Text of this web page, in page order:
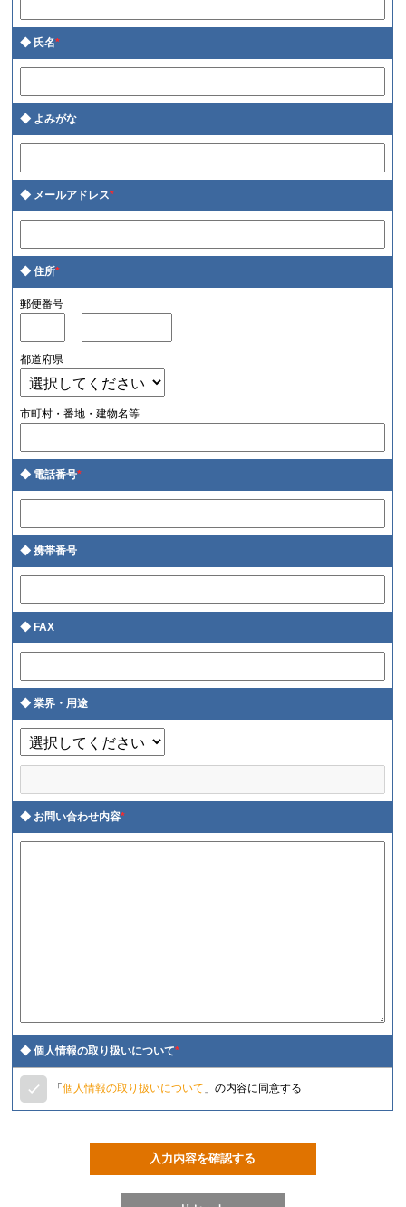
氏名*
よみがな
メールアドレス*
住所*
郵便番号
－
都道府県
市町村・番地・建物名等
電話番号*
携帯番号
FAX
業界・用途
お問い合わせ内容*
個人情報の取り扱いについて*
「個人情報の取り扱いについて 」の内容に同意する